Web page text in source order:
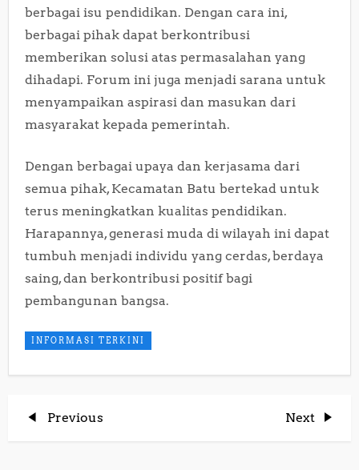
berbagai isu pendidikan. Dengan cara ini,
berbagai pihak dapat berkontribusi
memberikan solusi atas permasalahan yang
dihadapi. Forum ini juga menjadi sarana untuk
menyampaikan aspirasi dan masukan dari
masyarakat kepada pemerintah.
Dengan berbagai upaya dan kerjasama dari
semua pihak, Kecamatan Batu bertekad untuk
terus meningkatkan kualitas pendidikan.
Harapannya, generasi muda di wilayah ini dapat
tumbuh menjadi individu yang cerdas, berdaya
saing, dan berkontribusi positif bagi
pembangunan bangsa.
INFORMASI TERKINI
P
Previous
Previous
Next
Next